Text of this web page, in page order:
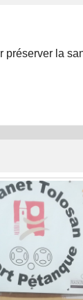
préserver la